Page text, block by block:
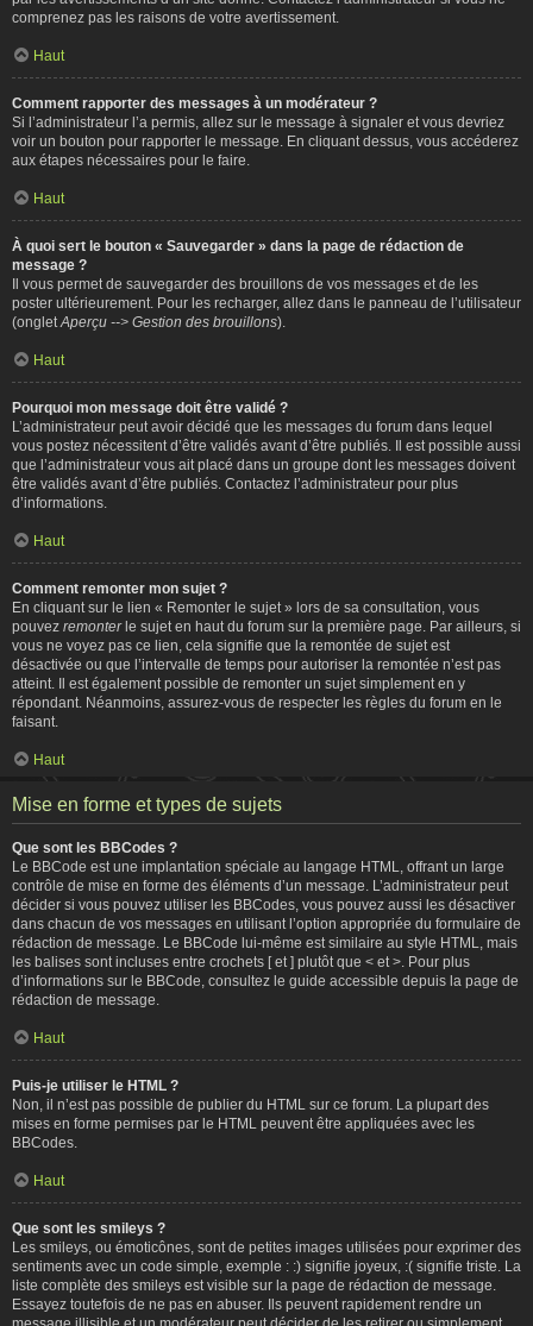
comprenez pas les raisons de votre avertissement.
Haut
Comment rapporter des messages à un modérateur ?
Si l’administrateur l’a permis, allez sur le message à signaler et vous devriez
voir un bouton pour rapporter le message. En cliquant dessus, vous accéderez
aux étapes nécessaires pour le faire.
Haut
À quoi sert le bouton « Sauvegarder » dans la page de rédaction de
message ?
Il vous permet de sauvegarder des brouillons de vos messages et de les
poster ultérieurement. Pour les recharger, allez dans le panneau de l’utilisateur
(onglet Aperçu --> Gestion des brouillons).
Haut
Pourquoi mon message doit être validé ?
L’administrateur peut avoir décidé que les messages du forum dans lequel
vous postez nécessitent d’être validés avant d’être publiés. Il est possible aussi
que l’administrateur vous ait placé dans un groupe dont les messages doivent
être validés avant d’être publiés. Contactez l’administrateur pour plus
d’informations.
Haut
Comment remonter mon sujet ?
En cliquant sur le lien « Remonter le sujet » lors de sa consultation, vous
pouvez remonterle sujet en haut du forum sur la première page. Par ailleurs, si
vous ne voyez pas ce lien, cela signifie que la remontée de sujet est
désactivée ou que l’intervalle de temps pour autoriser la remontée n’est pas
atteint. Il est également possible de remonter un sujet simplement en y
répondant. Néanmoins, assurez-vous de respecter les règles du forum en le
faisant.
Haut
Mise en forme et types de sujets
Que sont les BBCodes ?
Le BBCode est une implantation spéciale au langage HTML, offrant un large
contrôle de mise en forme des éléments d’un message. L’administrateur peut
décider si vous pouvez utiliser les BBCodes, vous pouvez aussi les désactiver
dans chacun de vos messages en utilisant l’option appropriée du formulaire de
rédaction de message. Le BBCode lui-même est similaire au style HTML, mais
les balises sont incluses entre crochets [ et ] plutôt que < et >. Pour plus
d’informations sur le BBCode, consultez le guide accessible depuis la page de
rédaction de message.
Haut
Puis-je utiliser le HTML ?
Non, il n’est pas possible de publier du HTML sur ce forum. La plupart des
mises en forme permises par le HTML peuvent être appliquées avec les
BBCodes.
Haut
Que sont les smileys ?
Les smileys, ou émoticônes, sont de petites images utilisées pour exprimer des
sentiments avec un code simple, exemple : :) signifie joyeux, :( signifie triste. La
liste complète des smileys est visible sur la page de rédaction de message.
Essayez toutefois de ne pas en abuser. Ils peuvent rapidement rendre un